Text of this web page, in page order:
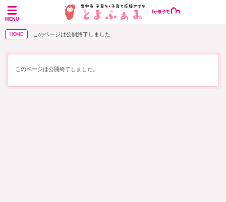
MENU
HOME このページは公開終了しました
このページは公開終了しました。